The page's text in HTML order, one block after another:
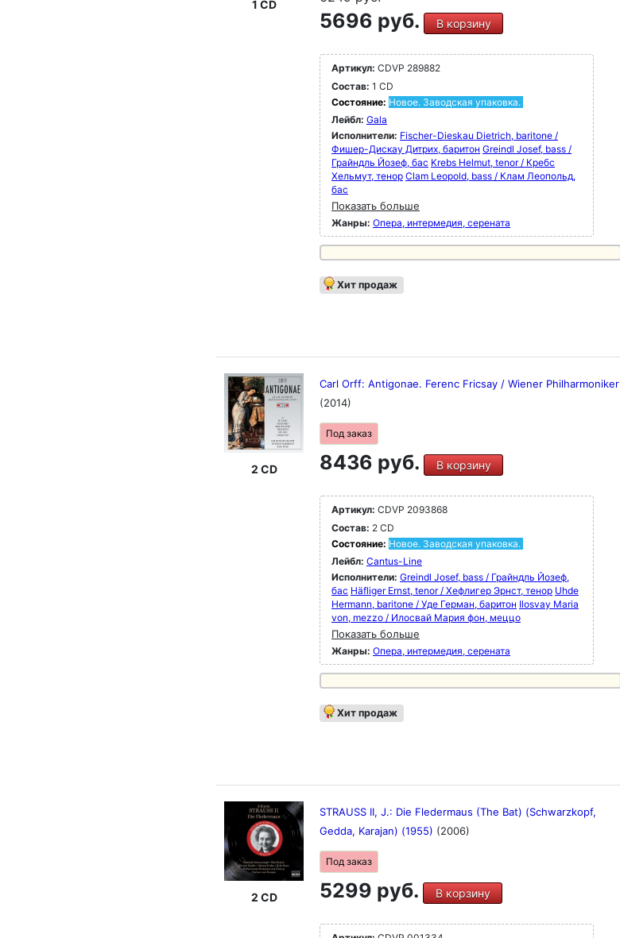
1 CD
5696 руб. В корзину
Артикул: CDVP 289882
Состав: 1 CD
Состояние: Новое. Заводская упаковка.
Лейбл: Gala
Исполнители: Fischer-Dieskau Dietrich, baritone /
Фишер-Дискау Дитрих, баритон Greindl Josef, bass /
Грайндль Йозеф, бас Krebs Helmut, tenor / Кребс
Хельмут, тенор Clam Leopold, bass / Клам Леопольд,
бас
Показать больше
Жанры: Опера, интермедия, серената
Хит продаж
2 CD
Carl Orff: Antigonae. Ferenc Fricsay / Wiener Philharmoniker
(2014)
Под заказ
8436 руб. В корзину
Артикул: CDVP 2093868
Состав: 2 CD
Состояние: Новое. Заводская упаковка.
Лейбл: Cantus-Line
Исполнители: Greindl Josef, bass / Грайндль Йозеф,
бас Häfliger Ernst, tenor / Хефлигер Эрнст, тенор Uhde
Hermann, baritone / Уде Герман, баритон Ilosvay Maria
von, mezzo / Илосвай Мария фон, меццо
Показать больше
Жанры: Опера, интермедия, серената
Хит продаж
2 CD
STRAUSS II, J.: Die Fledermaus (The Bat) (Schwarzkopf,
Gedda, Karajan) (1955) (2006)
Под заказ
5299 руб. В корзину